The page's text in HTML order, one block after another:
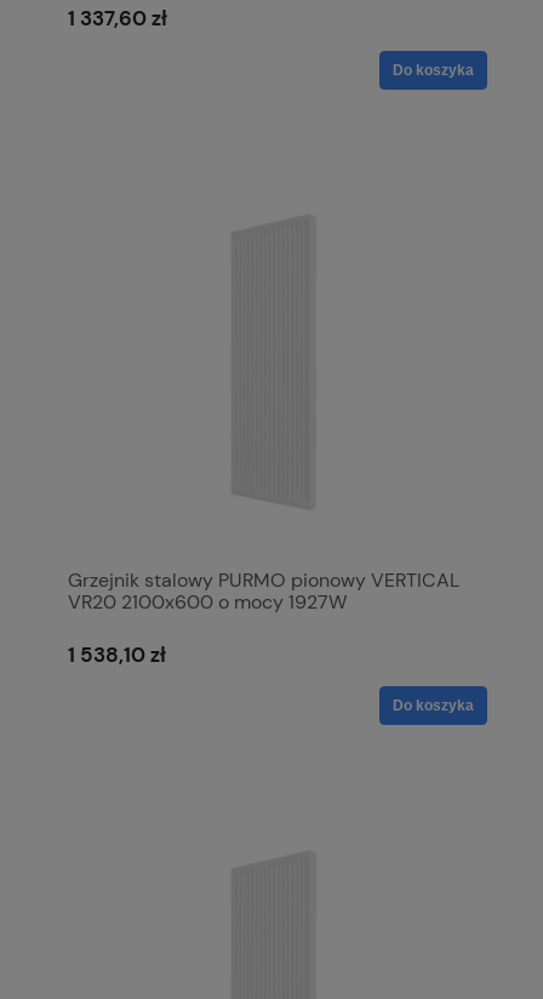
1 337,60 zł
Do koszyka
Grzejnik stalowy PURMO pionowy VERTICAL
VR20 2100x600 o mocy 1927W
1 538,10 zł
Do koszyka